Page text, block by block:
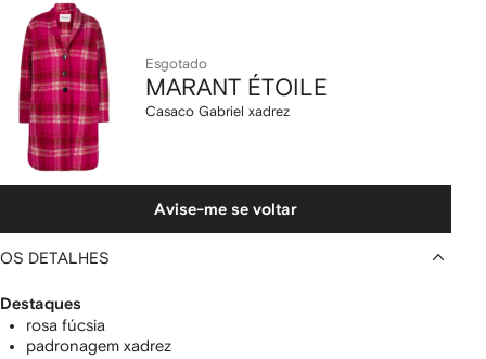
Casaco
Gabriel
xadrez
Esgotado
MARANT ÉTOILE
Casaco Gabriel xadrez
Avise-me se voltar
OS DETALHES
Destaques
rosa fúcsia
padronagem xadrez